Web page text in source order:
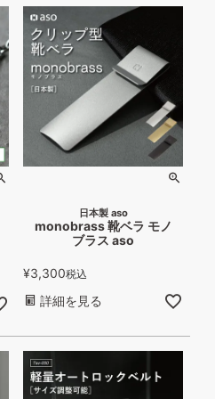
日本製 aso
monobrass 靴ベラ モノ
ブラス aso
¥3,300税込
詳細を見る